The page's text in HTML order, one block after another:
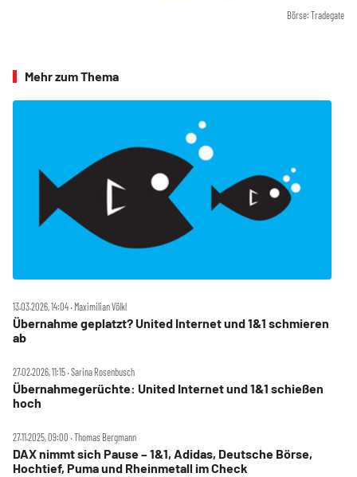
Börse: Tradegate
Mehr zum Thema
13.03.2026, 14:04 ‧ Maximilian Völkl
Übernahme geplatzt? United Internet und 1&1 schmieren
ab
27.02.2026, 11:15 ‧ Sarina Rosenbusch
Übernahmegerüchte: United Internet und 1&1 schießen
hoch
27.11.2025, 09:00 ‧ Thomas Bergmann
DAX nimmt sich Pause – 1&1, Adidas, Deutsche Börse,
Hochtief, Puma und Rheinmetall im Check